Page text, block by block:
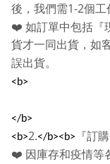
後，我們需1-2個工
❤️ 如訂單中包括『
貨才一同出貨，如
誤出貨。
<b>
</b>
<b>2.</b><b> 『訂購
❤️ 因庫存和疫情等